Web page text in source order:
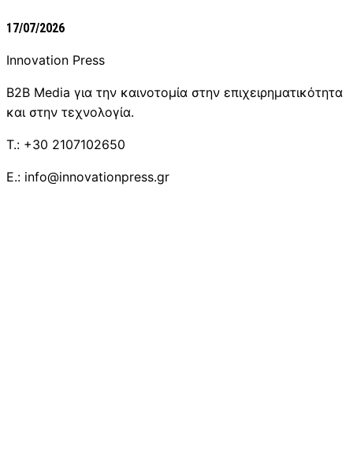
17/07/2026
Innovation Press
B2B Media για την καινοτομία στην επιχειρηματικότητα
και στην τεχνολογία.
T.: +30 2107102650
E.: info@innovationpress.gr